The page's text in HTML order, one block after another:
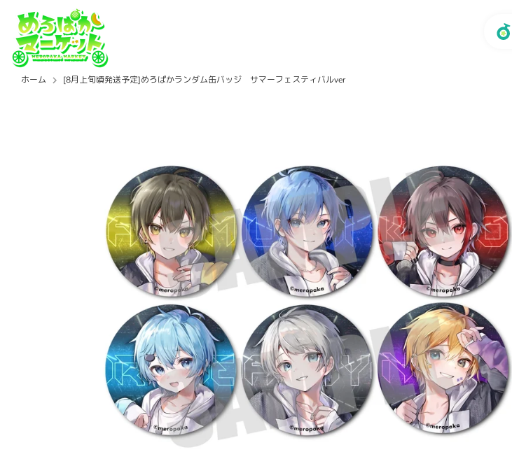
ト
ホーム [8月上旬頃発送予定]めろぱかランダム缶バッジ サマーフェスティバルver